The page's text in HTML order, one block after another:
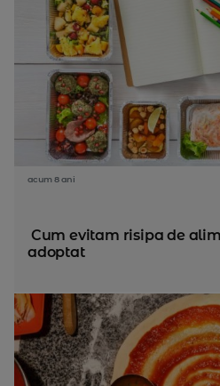
acum 8 ani
Cum evitam risipa de
adoptat